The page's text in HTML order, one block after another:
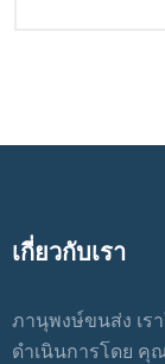
เกี่ยวกับเรา
ภานุพงษ์ขนส่ง เร
ดำเนินการโดย คุ